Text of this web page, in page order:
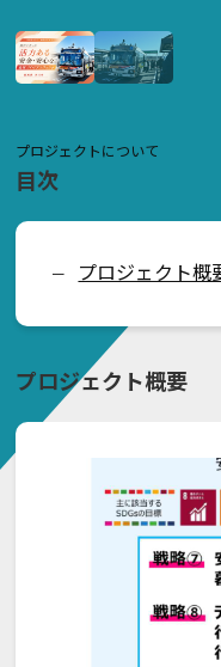
プロジェクトについて
目次
ー プロジェクト概
プロジェクト概要